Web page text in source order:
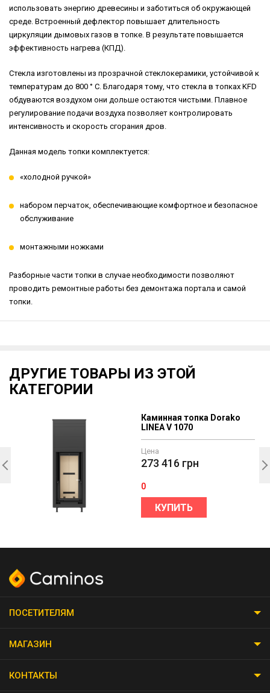
использовать энергию древесины и заботиться об окружающей
среде. Встроенный дефлектор повышает длительность
циркуляции дымовых газов в топке. В результате повышается
эффективность нагрева (КПД).
Cтекла изготовлены из прозрачной стеклокерамики, устойчивой к
температурам до 800 ° C. Благодаря тому, что стекла в топках KFD
обдуваются воздухом они дольше остаются чистыми. Плавное
регулирование подачи воздуха позволяет контролировать
интенсивность и скорость сгорания дров.
Данная модель топки комплектуется:
«холодной ручкой»
набором перчаток, обеспечивающие комфортное и безопасное
обслуживание
монтажными ножками
Разборные части топки в случае необходимости позволяют
проводить ремонтные работы без демонтажа портала и самой
топки.
ДРУГИЕ ТОВАРЫ ИЗ ЭТОЙ
КАТЕГОРИИ
Каминная топка Dorako
LINEA V 1070
Цена
273 416 грн
0
КУПИТЬ
ПОСЕТИТЕЛЯМ
МАГАЗИН
КОНТАКТЫ